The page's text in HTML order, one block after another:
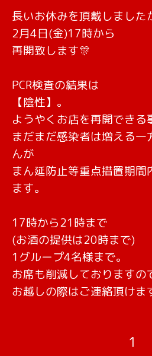
長いお休みを頂戴しました
2月4日(金)17時から
再開致します🎊
PCR検査の結果は
【陰性】。
ようやくお店を再開できる
まだまだ感染者は増える一
んが
まん延防止等重点措置期間
ます。
17時から21時まで
(お酒の提供は20時まで)
1グループ4名様まで。
お席も削減しておりますの
お越しの際はご連絡頂けま
1